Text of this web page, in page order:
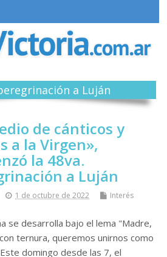
a Luján
de cánticos y
a la Virgen»,
la 48va.
a Luján
1 de octubre de 2022
Interés
se desarrolla bajo el lema "Madre,
ternura, queremos unirnos como
domingo desde las 7, el